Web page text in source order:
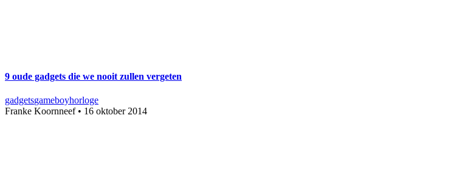
9 oude gadgets die we nooit zullen vergeten
gadgetsgameboyhorloge
Franke Koornneef• 16 oktober 2014